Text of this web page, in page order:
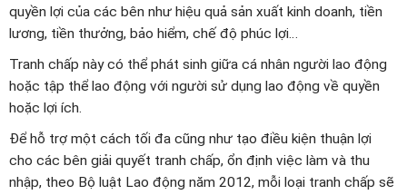
quyền lợi của các bên như hiệu quả sản xuất kinh doanh, tiền
lương, tiền thưởng, bảo hiểm, chế độ phúc lợi…
Tranh chấp này có thể phát sinh giữa cá nhân người lao động
hoặc tập thể lao động với người sử dụng lao động về quyền
hoặc lợi ích.
Để hỗ trợ một cách tối đa cũng như tạo điều kiện thuận lợi
cho các bên giải quyết tranh chấp, ổn định việc làm và thu
nhập, theo Bộ luật Lao động năm 2012, mỗi loại tranh chấp sẽ